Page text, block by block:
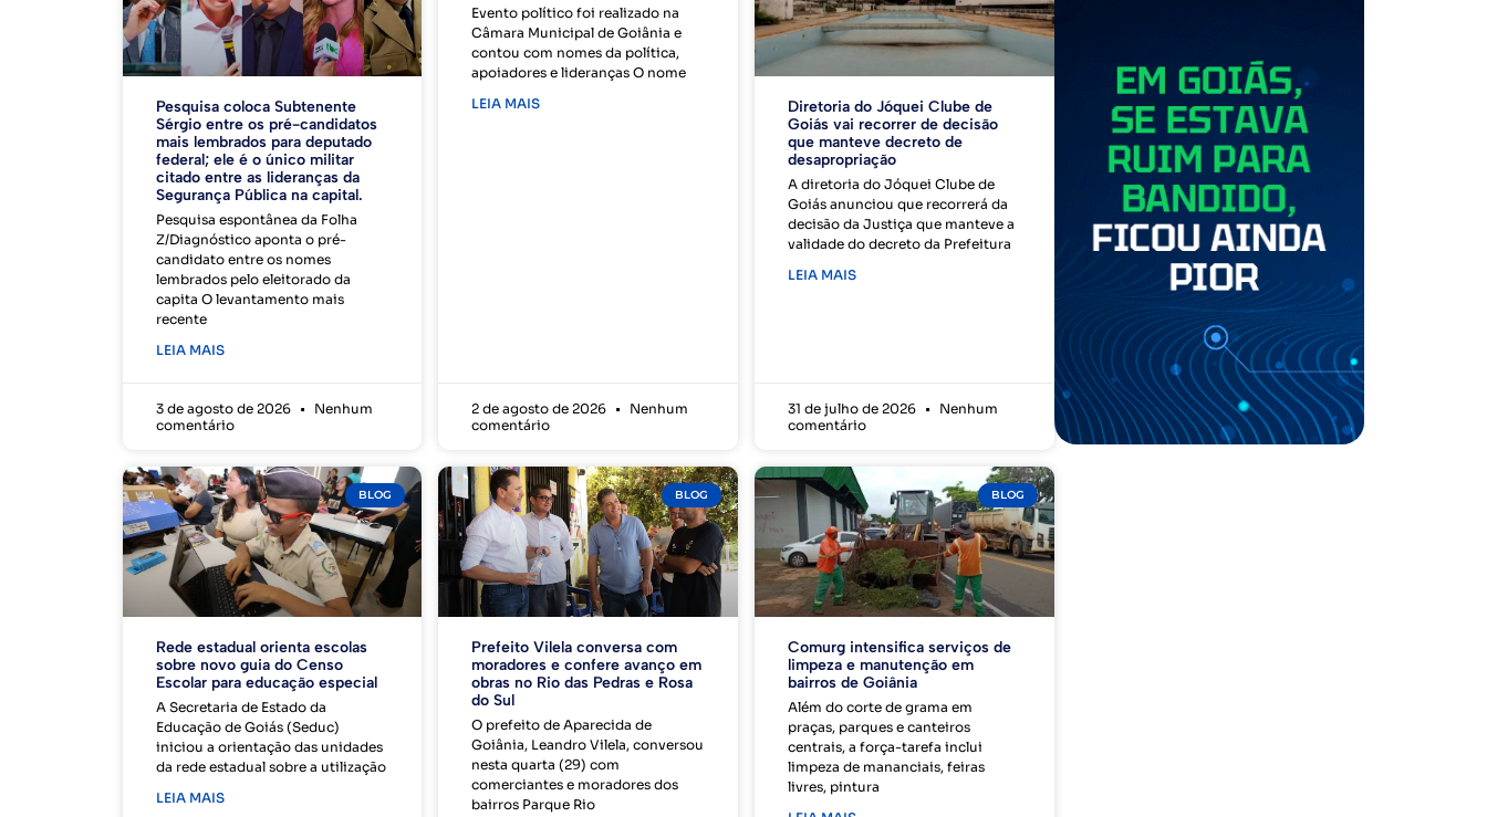
Pesquisa coloca Subtenente
Sérgio entre os pré-candidatos
mais lembrados para deputado
federal; ele é o único militar
citado entre as lideranças da
Segurança Pública na capital.
Pesquisa espontânea da Folha
Z/Diagnóstico aponta o pré-
candidato entre os nomes
lembrados pelo eleitorado da
capita O levantamento mais
recente
LEIA MAIS
3 de agosto de 2026
Nenhum
comentário
Evento político foi realizado na
Câmara Municipal de Goiânia e
contou com nomes da política,
apoiadores e lideranças O nome
LEIA MAIS
2 de agosto de 2026
Nenhum
comentário
Diretoria do Jóquei Clube de
Goiás vai recorrer de decisão
que manteve decreto de
desapropriação
A diretoria do Jóquei Clube de
Goiás anunciou que recorrerá da
decisão da Justiça que manteve a
validade do decreto da Prefeitura
LEIA MAIS
31 de julho de 2026
Nenhum
comentário
BLOG
Rede estadual orienta escolas
sobre novo guia do Censo
Escolar para educação especial
A Secretaria de Estado da
Educação de Goiás (Seduc)
iniciou a orientação das unidades
da rede estadual sobre a utilização
LEIA MAIS
BLOG
Prefeito Vilela conversa com
moradores e confere avanço em
obras no Rio das Pedras e Rosa
do Sul
O prefeito de Aparecida de
Goiânia, Leandro Vilela, conversou
nesta quarta (29) com
comerciantes e moradores dos
bairros Parque Rio
BLOG
Comurg intensifica serviços de
limpeza e manutenção em
bairros de Goiânia
Além do corte de grama em
praças, parques e canteiros
centrais, a força-tarefa inclui
limpeza de mananciais, feiras
livres, pintura